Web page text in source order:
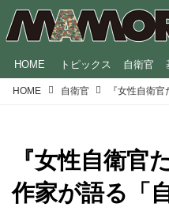
HOME トピックス 自衛官
HOME 自衛官
『女性自衛官
作家が語る「